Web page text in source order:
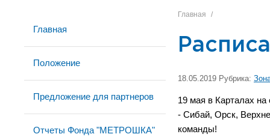
Главная
Положение
Предложение для партнеров
Отчеты Фонда "МЕТРОШКА"
Главная /
18.05.2019 Рубрика:
19 мая в Карталах
- Сибай, Орск,
команды!